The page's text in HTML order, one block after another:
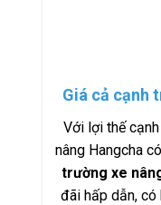
Giá cả cạnh
Với lợi thế
nâng Hangcha có
trường xe
đãi hấp dẫn, có